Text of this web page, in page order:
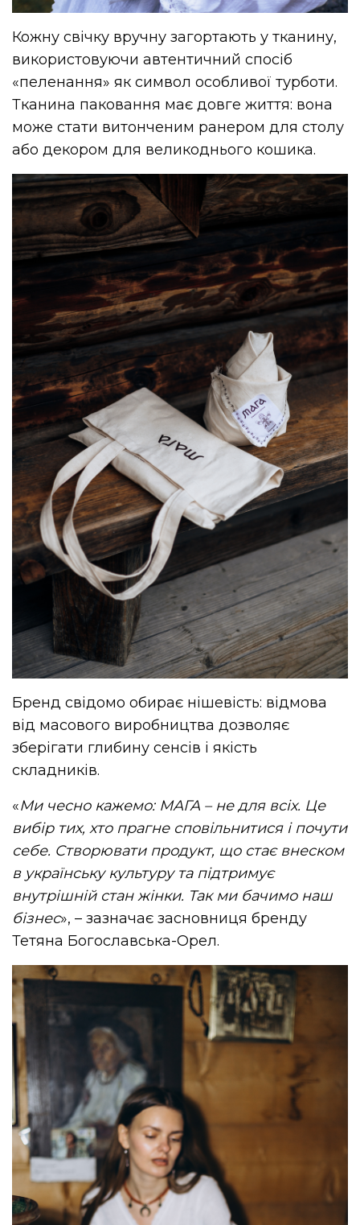
Кожну свічку вручну загортають у тканину,
використовуючи автентичний спосіб
«пеленання» як символ особливої турботи.
Тканина паковання має довге життя: вона
може стати витонченим ранером для столу
або декором для великоднього кошика.
Бренд свідомо обирає нішевість: відмова
від масового виробництва дозволяє
зберігати глибину сенсів і якість
складників.
«Ми чесно кажемо: МАГА – не для всіх. Це
вибір тих, хто прагне сповільнитися і почути
себе. Створювати продукт, що стає внеском
в українську культуру та підтримує
внутрішній стан жінки. Так ми бачимо наш
бізнес», – зазначає засновниця бренду
Тетяна Богославська-Орел.